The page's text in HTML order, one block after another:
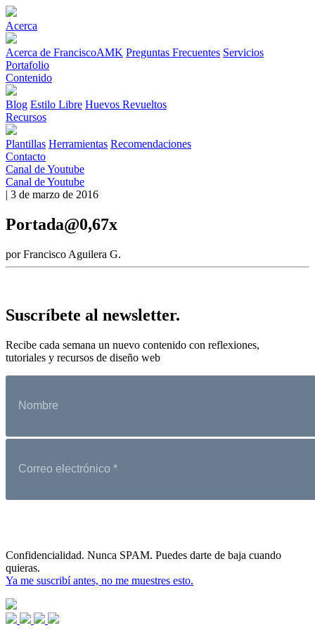
Acerca
Acerca de FranciscoAMK Preguntas Frecuentes Servicios
Portafolio
Contenido
Blog Estilo Libre Huevos Revueltos
Recursos
Plantillas Herramientas Recomendaciones
Contacto
Canal de Youtube
Canal de Youtube
| 3 de marzo de 2016
Portada@0,67x
por Francisco Aguilera G.
Suscríbete al newsletter.
Recibe cada semana un nuevo contenido con reflexiones,
tutoriales y recursos de diseño web
Confidencialidad. Nunca SPAM. Puedes darte de baja cuando
quieras.
Ya me suscribí antes, no me muestres esto.